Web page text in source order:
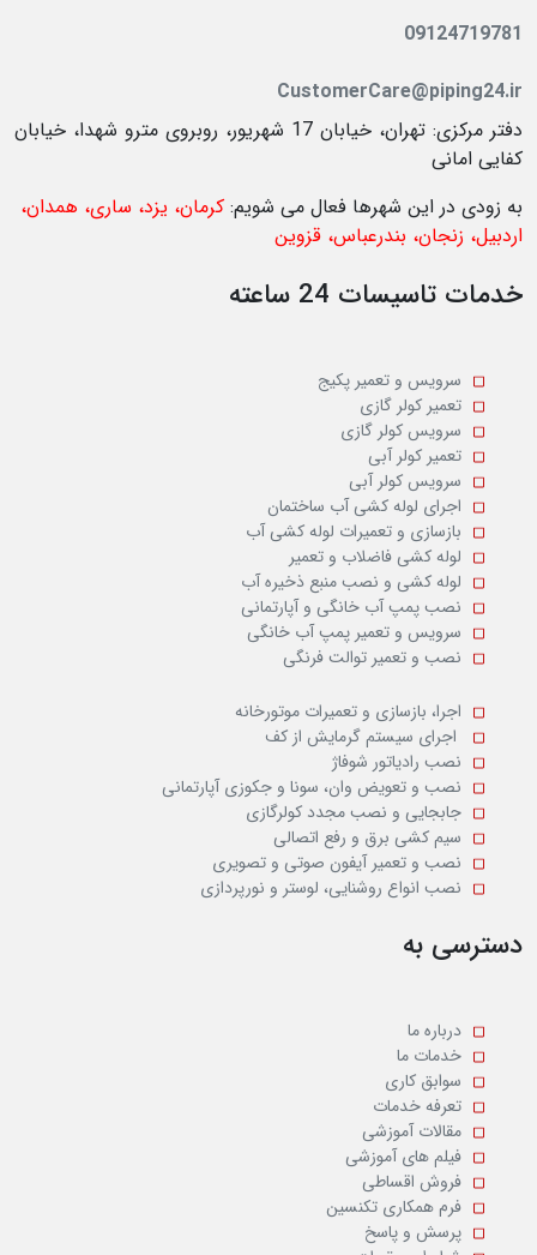
09124719781
CustomerCare@piping24.ir
دفتر مرکزی: تهران، خیابان 17 شهریور، روبروی مترو شهدا، خیابان
کفایی امانی
به زودی در این شهرها فعال می شویم: کرمان، یزد، ساری، همدان،
اردبیل، زنجان، بندرعباس، قزوین
خدمات تاسیسات 24 ساعته
سرویس و تعمیر پکیج
تعمیر کولر گازی
سرویس کولر گازی
تعمیر کولر آبی
سرویس کولر آبی
اجرای لوله کشی آب ساختمان
بازسازی و تعمیرات لوله کشی آب
لوله کشی فاضلاب و تعمیر
لوله کشی و نصب منبع ذخیره آب
نصب پمپ آب خانگی و آپارتمانی
سرویس و تعمیر پمپ آب خانگی
نصب و تعمیر توالت فرنگی
اجرا، بازسازی و تعمیرات موتورخانه
اجرای سیستم گرمایش از کف
نصب رادیاتور شوفاژ
نصب و تعویض وان، سونا و جکوزی آپارتمانی
جابجایی و نصب مجدد کولرگازی
سیم کشی برق و رفع اتصالی
نصب و تعمیر آیفون صوتی و تصویری
نصب انواع روشنایی، لوستر و نورپردازی
دسترسی به
درباره ما
خدمات ما
سوابق کاری
تعرفه خدمات
مقالات آموزشی
فیلم های آموزشی
فروش اقساطی
فرم همکاری تکنسین
پرسش و پاسخ